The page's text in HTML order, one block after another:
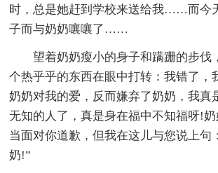
时，总是她赶到学校来送给我……而今
子而与奶奶嚷嚷了……
望着奶奶瘦小的身子和蹒跚的步伐
个热乎乎的东西在眼中打转：我错了，
奶奶对我的爱，反而嫌弃了奶奶，我真
无知的人了，真是身在福中不知福呀!
当面对你道歉，但我在这儿与您说上句
奶!”